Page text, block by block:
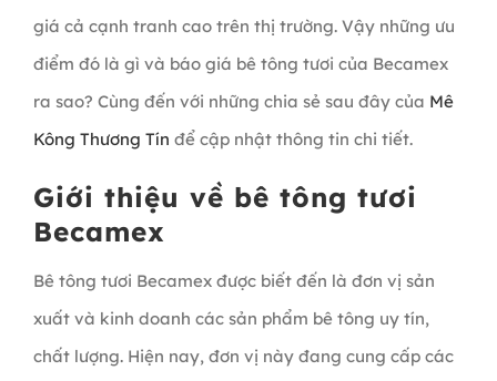
giá cả cạnh tranh cao trên thị trường. Vậy những ưu
điểm đó là gì và báo giá bê tông tươi của Becamex
ra sao? Cùng đến với những chia sẻ sau đây của Mê
Kông Thương Tín để cập nhật thông tin chi tiết.
Giới thiệu về bê tông tươi
Becamex
Bê tông tươi Becamex được biết đến là đơn vị sản
xuất và kinh doanh các sản phẩm bê tông uy tín,
chất lượng. Hiện nay, đơn vị này đang cung cấp các